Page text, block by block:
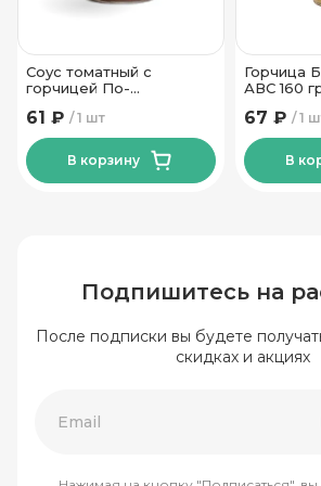
Соус томатный с
горчицей По-
КЗ 200 гр
1 шт
61 ₽
В корзину
Горчица
АВС 160
1
67 ₽
В
Подпишитесь на
После подписки вы будете
скидках и акциях